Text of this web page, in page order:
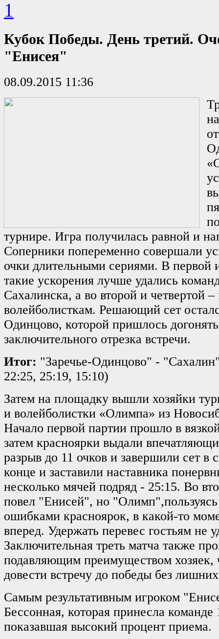
Кубок Победы. День третий.
"Енисея"
08.09.2015 11:36
турнире. Игра получилась равной и
Соперники попеременно совершали
очки длительными сериями. В первой
такие ускорения лучше удались
Сахалинска, а во второй и четвертой
волейболисткам. Решающий сет
Одинцово, которой пришлось
заключительного отрезка встречи.
Итог: "Заречье-Одинцово" -
22:25, 25:19, 15:10)
Затем на площадку вышли хозяйки
и волейболистки «Олимпа» из
Начало первой партии прошло в
затем красноярки выдали
разрыв до 11 очков и завершили сет в
конце и заставили наставника
несколько мячей подряд - 25:15. Во
повел "Енисей", но
ошибками красноярок, в какой-то
вперед. Удержать перевес гостьям не
Заключительная треть матча также
подавляющим преимуществом хозяек,
довести встречу до победы без
Самым результативным игроком
Бессонная, которая принесла команде
показавшая высокий процент приема.